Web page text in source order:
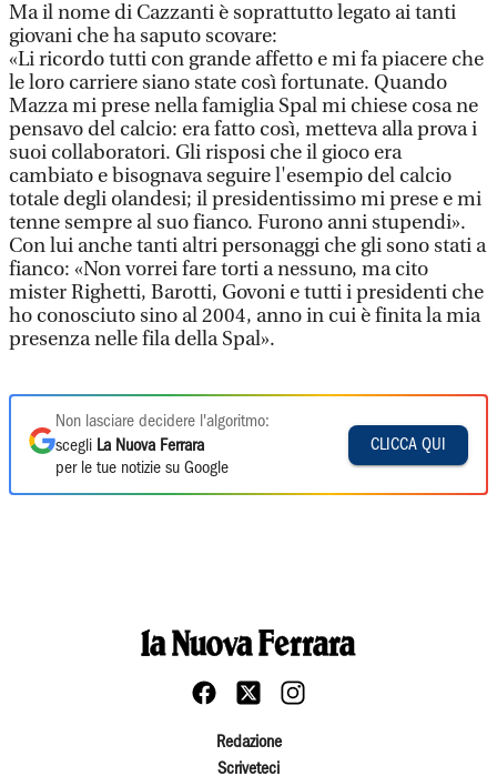
Ma il nome di Cazzanti è soprattutto legato ai tanti
giovani che ha saputo scovare:
«Li ricordo tutti con grande affetto e mi fa piacere che
le loro carriere siano state così fortunate. Quando
Mazza mi prese nella famiglia Spal mi chiese cosa ne
pensavo del calcio: era fatto così, metteva alla prova i
suoi collaboratori. Gli risposi che il gioco era
cambiato e bisognava seguire l'esempio del calcio
totale degli olandesi; il presidentissimo mi prese e mi
tenne sempre al suo fianco. Furono anni stupendi».
Con lui anche tanti altri personaggi che gli sono stati a
fianco: «Non vorrei fare torti a nessuno, ma cito
mister Righetti, Barotti, Govoni e tutti i presidenti che
ho conosciuto sino al 2004, anno in cui è finita la mia
presenza nelle fila della Spal».
Non lasciare decidere l'algoritmo:
scegli La Nuova Ferrara
per le tue notizie su Google
CLICCA QUI
Redazione
Scriveteci